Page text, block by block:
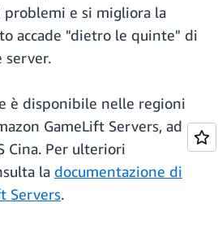
problemi e si migliora la
accade "dietro le quinte" di
server.
è disponibile nelle regioni
GameLift Servers, ad
Cina. Per ulteriori
la documentazione di
Servers.